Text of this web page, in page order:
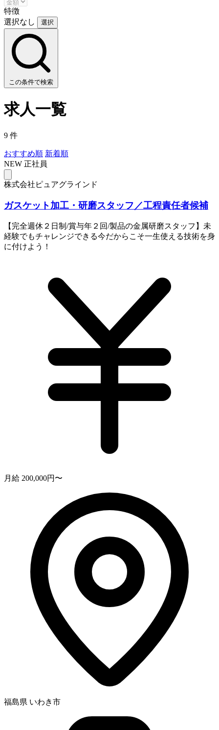
特徴
選択なし
選択
この条件で検索
求人一覧
9 件
おすすめ順 新着順
NEW 正社員
株式会社ピュアグラインド
ガスケット加工・研磨スタッフ／工程責任者候補
【完全週休２日制/賞与年２回/製品の金属研磨スタッフ】未
経験でもチャレンジできる今だからこそ一生使える技術を身
に付けよう！
月給 200,000円〜
福島県 いわき市